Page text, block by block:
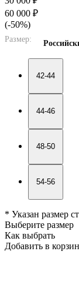
60 000 ₽
(-50%)
Размер:
42-44
44-46
48-50
54-56
* Указан размер
Выберите размер
Как выбрать
Добавить в